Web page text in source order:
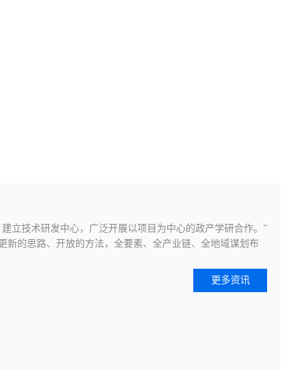
立技术研发中心，广泛开展以项目为中心的政产学研合作。”
的思路、开放的方法，全要素、全产业链、全地域谋划布
更多资讯